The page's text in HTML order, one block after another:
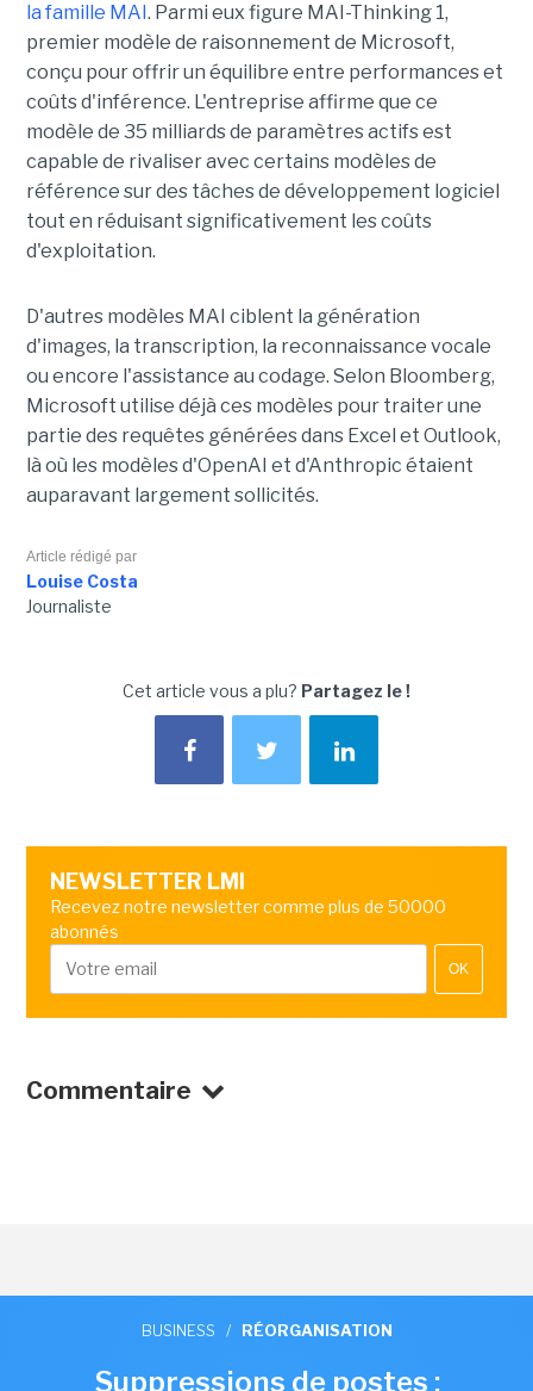
la famille MAI . Parmi eux figure MAI-Thinking 1,
premier modèle de raisonnement de Microsoft,
conçu pour offrir un équilibre entre performances et
coûts d'inférence. L'entreprise affirme que ce
modèle de 35 milliards de paramètres actifs est
capable de rivaliser avec certains modèles de
référence sur des tâches de développement logiciel
tout en réduisant significativement les coûts
d'exploitation.
D'autres modèles MAI ciblent la génération
d'images, la transcription, la reconnaissance vocale
ou encore l'assistance au codage. Selon Bloomberg,
Microsoft utilise déjà ces modèles pour traiter une
partie des requêtes générées dans Excel et Outlook,
là où les modèles d'OpenAI et d'Anthropic étaient
auparavant largement sollicités.
Article rédigé par
Louise Costa
Journaliste
Cet article vous a plu? Partagez le !
NEWSLETTER LMI
Recevez notre newsletter comme plus de 50000
abonnés
OK
Commentaire
BUSINESS / RÉORGANISATION
Suppressions de postes :